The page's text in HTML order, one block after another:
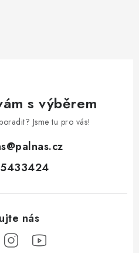
s výběrem
Jsme tu pro vás!
@palnas.cz